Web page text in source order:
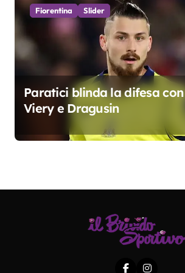
Fiorentina Slider
Paratici blinda la difesa con
Viery e Dragusin